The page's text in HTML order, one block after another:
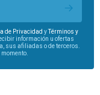
de Privacidad y
Términos y
información u ofertas
sus afiliadas o de terceros.